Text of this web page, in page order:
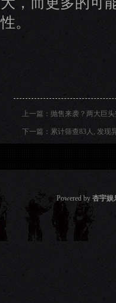
性。
上一篇： 抛售来袭？两大巨
下一篇： 累计筛查83人, 发现
Powered by 杏宇娱